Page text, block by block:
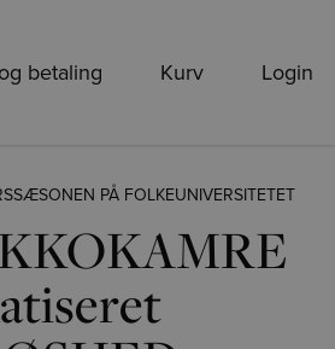
betaling Kurv Login
PÅ FOLKEUNIVERSITETET